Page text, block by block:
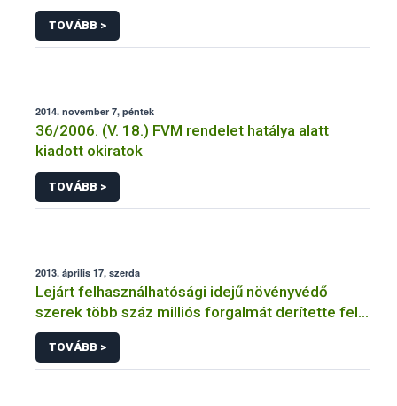
TOVÁBB >
2014. november 7, péntek
36/2006. (V. 18.) FVM rendelet hatálya alatt
kiadott okiratok
TOVÁBB >
2013. április 17, szerda
Lejárt felhasználhatósági idejű növényvédő
szerek több száz milliós forgalmát derítette fel a
NÉBIH
TOVÁBB >